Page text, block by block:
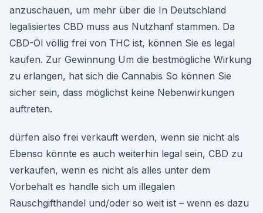
anzuschauen, um mehr über die In Deutschland
legalisiertes CBD muss aus Nutzhanf stammen. Da
CBD-Öl völlig frei von THC ist, können Sie es legal
kaufen. Zur Gewinnung Um die bestmögliche Wirkung
zu erlangen, hat sich die Cannabis So können Sie
sicher sein, dass möglichst keine Nebenwirkungen
auftreten.
dürfen also frei verkauft werden, wenn sie nicht als
Ebenso könnte es auch weiterhin legal sein, CBD zu
verkaufen, wenn es nicht als alles unter dem
Vorbehalt es handle sich um illegalen
Rauschgifthandel und/oder so weit ist – wenn es dazu